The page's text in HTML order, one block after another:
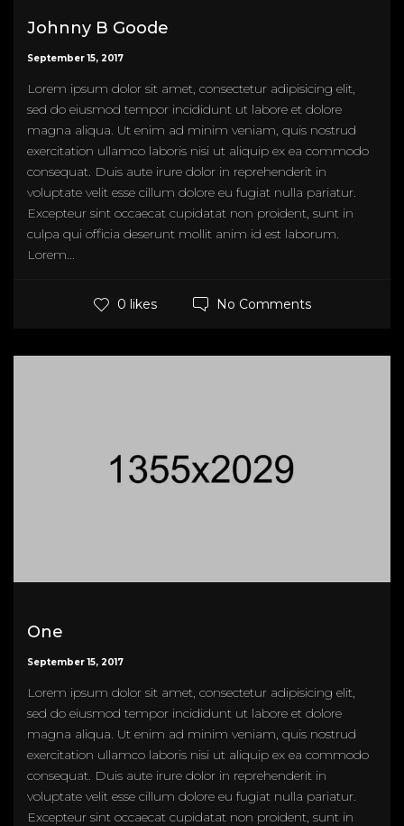
Johnny B Goode
September 15, 2017
Lorem ipsum dolor sit amet, consectetur adipisicing elit,
sed do eiusmod tempor incididunt ut labore et dolore
magna aliqua. Ut enim ad minim veniam, quis nostrud
exercitation ullamco laboris nisi ut aliquip ex ea commodo
consequat. Duis aute irure dolor in reprehenderit in
voluptate velit esse cillum dolore eu fugiat nulla pariatur.
Excepteur sint occaecat cupidatat non proident, sunt in
culpa qui officia deserunt mollit anim id est laborum.
Lorem...
0 likes No Comments
One
September 15, 2017
Lorem ipsum dolor sit amet, consectetur adipisicing elit,
sed do eiusmod tempor incididunt ut labore et dolore
magna aliqua. Ut enim ad minim veniam, quis nostrud
exercitation ullamco laboris nisi ut aliquip ex ea commodo
consequat. Duis aute irure dolor in reprehenderit in
voluptate velit esse cillum dolore eu fugiat nulla pariatur.
Excepteur sint occaecat cupidatat non proident, sunt in